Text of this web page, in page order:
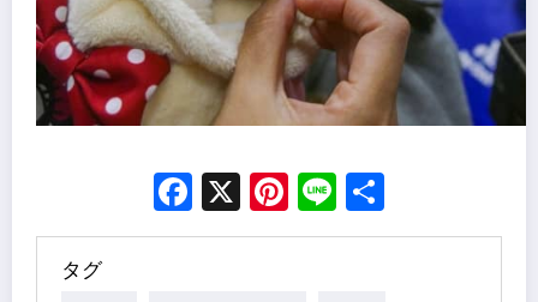
Facebook
X Pinterest
Line
タグ